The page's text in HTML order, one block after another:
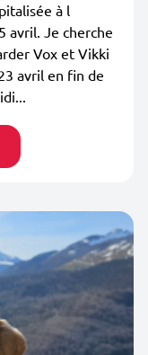
à l
avril. Je cherche
Vox et Vikki
avril en fin de